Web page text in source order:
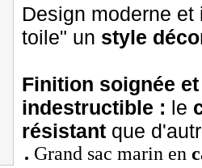
Design moderne et
toile" un style
Finition soignée
indestructible : le
résistant que
Grand sac marin en